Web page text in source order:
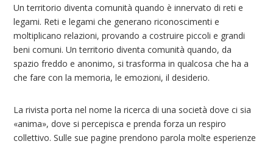
Un territorio diventa comunità quando è innervato di reti e
legami. Reti e legami che generano riconoscimenti e
moltiplicano relazioni, provando a costruire piccoli e grandi
beni comuni. Un territorio diventa comunità quando, da
spazio freddo e anonimo, si trasforma in qualcosa che ha a
che fare con la memoria, le emozioni, il desiderio.
La rivista porta nel nome la ricerca di una società dove ci sia
«anima», dove si percepisca e prenda forza un respiro
collettivo. Sulle sue pagine prendono parola molte esperienze